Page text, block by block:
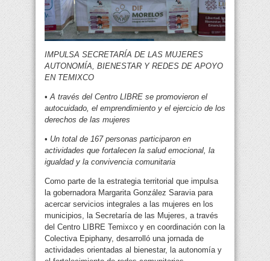
IMPULSA SECRETARÍA DE LAS MUJERES
AUTONOMÍA, BIENESTAR Y REDES DE APOYO
EN TEMIXCO
•A través del Centro LIBRE se promovieron el
autocuidado, el emprendimiento y el ejercicio de los
derechos de las mujeres
• Un total de 167 personas participaron en
actividades que fortalecen la salud emocional, la
igualdad y la convivencia comunitaria
Como parte de la estrategia territorial que impulsa
la gobernadora Margarita González Saravia para
acercar servicios integrales a las mujeres en los
municipios, la Secretaría de las Mujeres, a través
del Centro LIBRE Temixco y en coordinación con la
Colectiva Epiphany, desarrolló una jornada de
actividades orientadas al bienestar, la autonomía y